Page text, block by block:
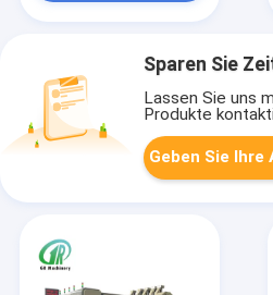
Sparen Sie
Lassen Sie uns
Produkte
Geben Sie